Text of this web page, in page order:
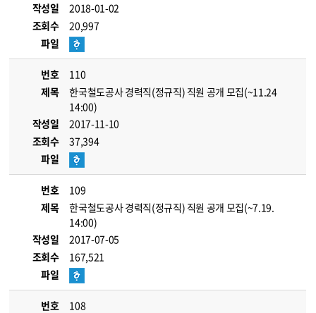
작성일
2018-01-02
조회수
20,997
파일
번호
110
제목
한국철도공사 경력직(정규직) 직원 공개 모집(~11.24
14:00)
작성일
2017-11-10
조회수
37,394
파일
번호
109
제목
한국철도공사 경력직(정규직) 직원 공개 모집(~7.19.
14:00)
작성일
2017-07-05
조회수
167,521
파일
번호
108